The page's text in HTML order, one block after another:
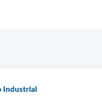
Industrial